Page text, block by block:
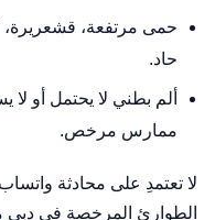
حمى مرتفعة، قشعريرة،
حاد.
ألم بطني لا يحتمل أو
ممارس مرخص.
لا تعتمدِ على محادثة
الطوارئ المرخصة في دبي